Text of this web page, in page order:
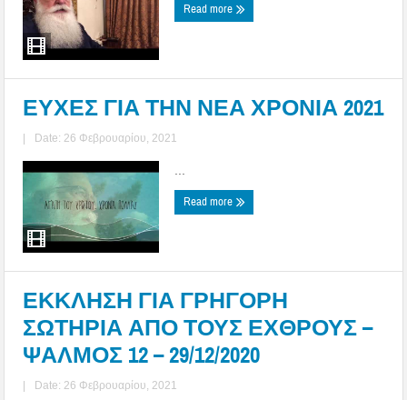
Read more
ΕΥΧΕΣ ΓΙΑ ΤΗΝ ΝΕΑ ΧΡΟΝΙΑ 2021
| Date: 26 Φεβρουαρίου, 2021
Read more
ΕΚΚΛΗΣΗ ΓΙΑ ΓΡΗΓΟΡΗ
ΣΩΤΗΡΙΑ ΑΠΟ ΤΟΥΣ ΕΧΘΡΟΥΣ –
ΨΑΛΜΟΣ 12 – 29/12/2020
| Date: 26 Φεβρουαρίου, 2021